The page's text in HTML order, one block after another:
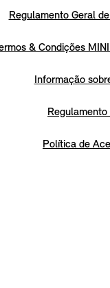
Regulamento Geral
& Condições
Informação
Política de